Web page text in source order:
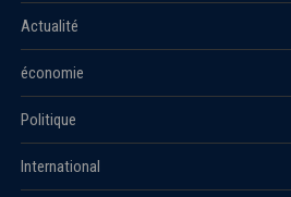
Actualité
économie
Politique
International